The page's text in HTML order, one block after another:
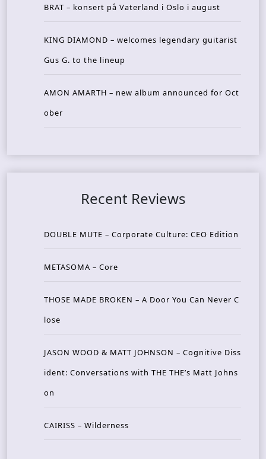
BRAT – konsert på Vaterland i Oslo i august
KING DIAMOND – welcomes legendary guitarist
Gus G. to the lineup
AMON AMARTH – new album announced for Oct
ober
Recent Reviews
DOUBLE MUTE – Corporate Culture: CEO Edition
METASOMA – Core
THOSE MADE BROKEN – A Door You Can Never C
lose
JASON WOOD & MATT JOHNSON – Cognitive Diss
ident: Conversations with THE THE’s Matt Johns
on
CAIRISS – Wilderness